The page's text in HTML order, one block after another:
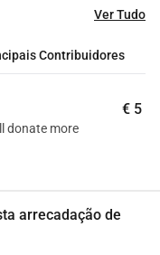
Ver Tudo
Contribuidores
€ 5
donate more
arrecadação de